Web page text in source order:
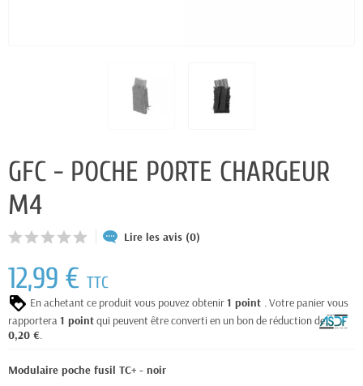
GFC - POCHE PORTE CHARGEUR
M4
Lire les avis (0)
12,99 € TTC
En achetant ce produit vous pouvez obtenir1 point . Votre panier vous
rapportera1 pointqui peuvent être converti en un bon de réduction de
0,20 €.
Modulaire poche fusil TC+ - noir